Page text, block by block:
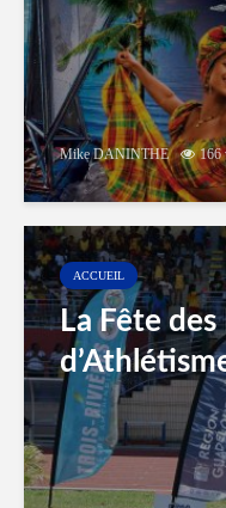
Mike DANINTHE 166
ACCUEIL
La Fête des